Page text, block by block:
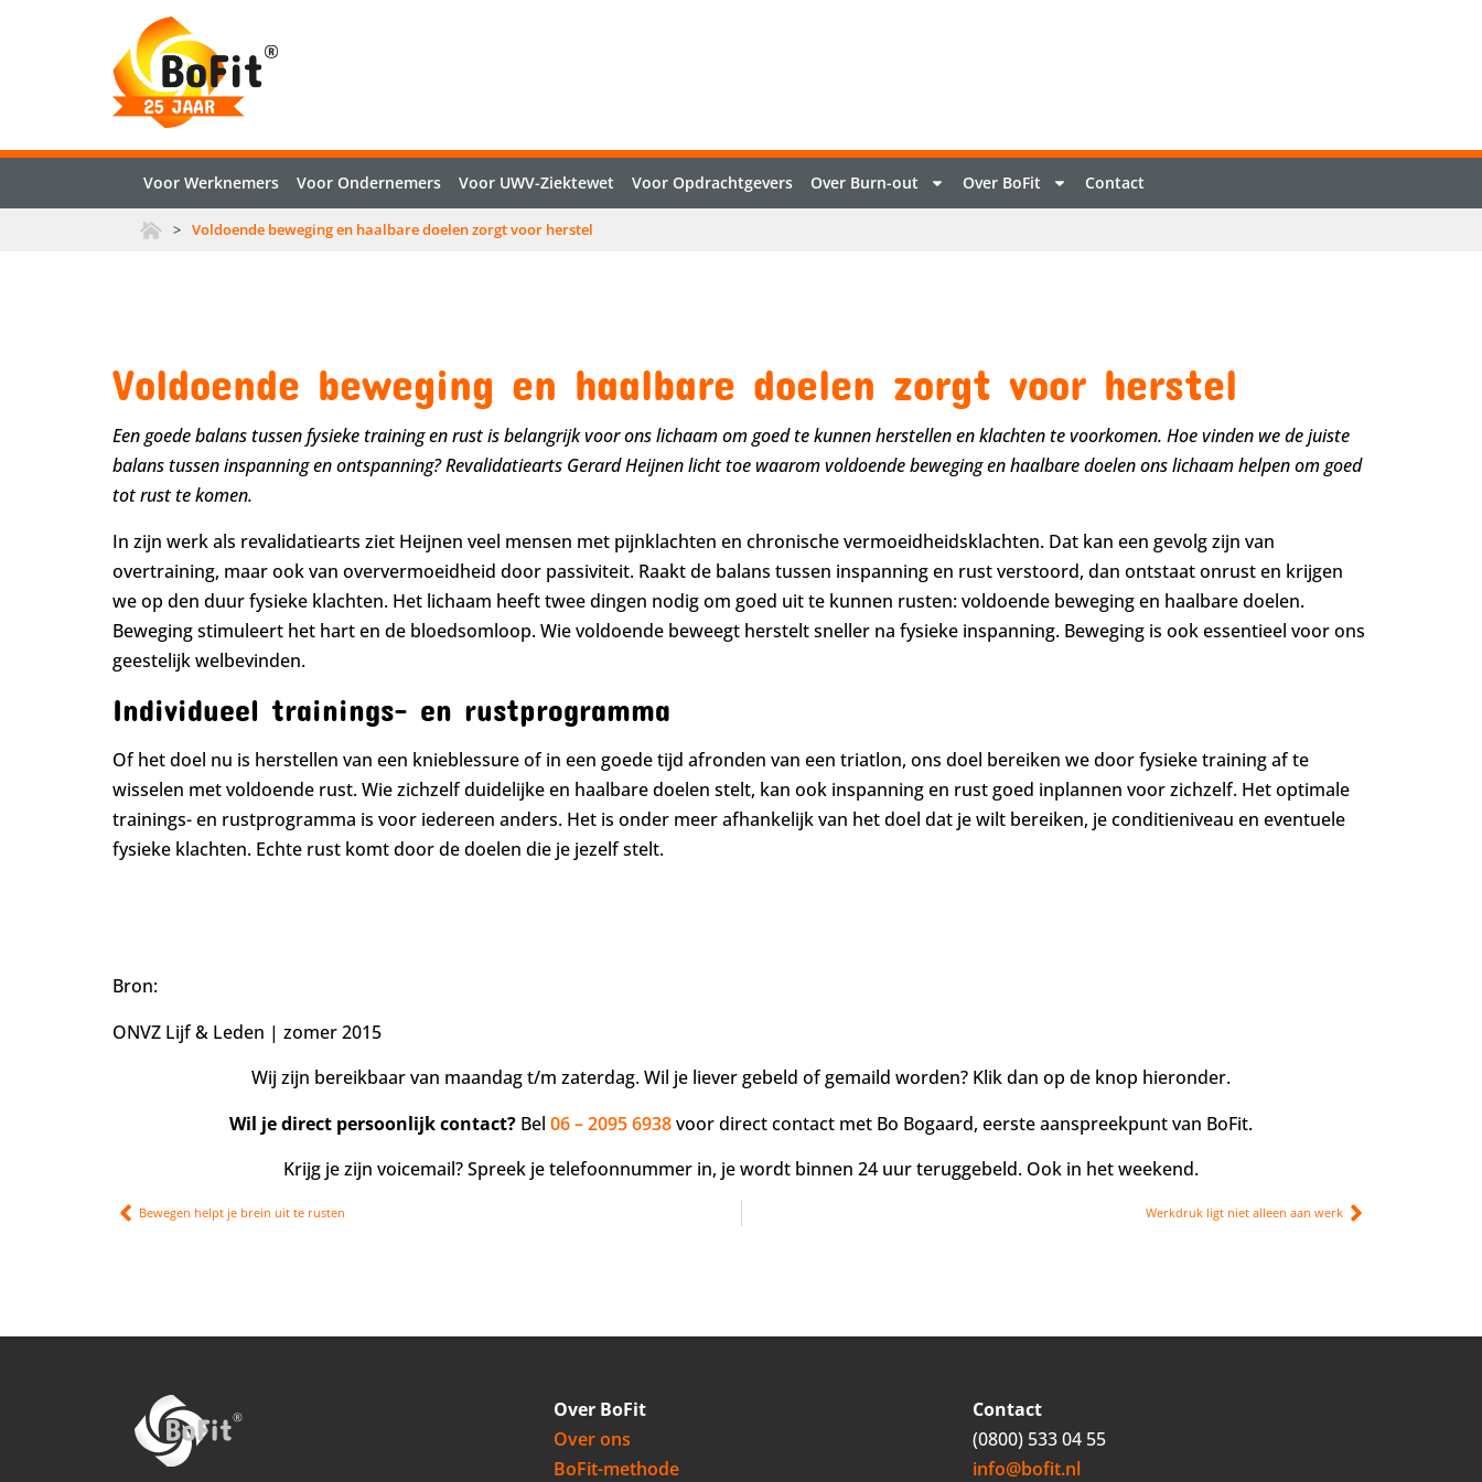
Voor Werknemers Voor Ondernemers Voor UWV-Ziektewet Voor Opdrachtgevers Over Burn-out Over BoFit Contact
> Voldoende beweging en haalbare doelen zorgt voor herstel
Voldoende beweging en haalbare doelen zorgt voor herstel
Een goede balans tussen fysieke training en rust is belangrijk voor ons lichaam om goed te kunnen herstellen en klachten te voorkomen. Hoe vinden we de juiste
balans tussen inspanning en ontspanning? Revalidatiearts Gerard Heijnen licht toe waarom voldoende beweging en haalbare doelen ons lichaam helpen om goed
tot rust te komen.
In zijn werk als revalidatiearts ziet Heijnen veel mensen met pijnklachten en chronische vermoeidheidsklachten. Dat kan een gevolg zijn van
overtraining, maar ook van oververmoeidheid door passiviteit. Raakt de balans tussen inspanning en rust verstoord, dan ontstaat onrust en krijgen
we op den duur fysieke klachten. Het lichaam heeft twee dingen nodig om goed uit te kunnen rusten: voldoende beweging en haalbare doelen.
Beweging stimuleert het hart en de bloedsomloop. Wie voldoende beweegt herstelt sneller na fysieke inspanning. Beweging is ook essentieel voor ons
geestelijk welbevinden.
Individueel trainings- en rustprogramma
Of het doel nu is herstellen van een knieblessure of in een goede tijd afronden van een triatlon, ons doel bereiken we door fysieke training af te
wisselen met voldoende rust. Wie zichzelf duidelijke en haalbare doelen stelt, kan ook inspanning en rust goed inplannen voor zichzelf. Het optimale
trainings- en rustprogramma is voor iedereen anders. Het is onder meer afhankelijk van het doel dat je wilt bereiken, je conditieniveau en eventuele
fysieke klachten. Echte rust komt door de doelen die je jezelf stelt.
Bron:
ONVZ Lijf & Leden | zomer 2015
Wij zijn bereikbaar van maandag t/m zaterdag. Wil je liever gebeld of gemaild worden? Klik dan op de knop hieronder.
Wil je direct persoonlijk contact? Bel 06 – 2095 6938voor direct contact met Bo Bogaard, eerste aanspreekpunt van BoFit.
Krijg je zijn voicemail? Spreek je telefoonnummer in, je wordt binnen 24 uur teruggebeld. Ook in het weekend.
Bewegen helpt je brein uit te rusten Werkdruk ligt niet alleen aan werk
Over BoFit
Over ons
BoFit-methode
Contact
(0800) 533 04 55
info@bofit.nl